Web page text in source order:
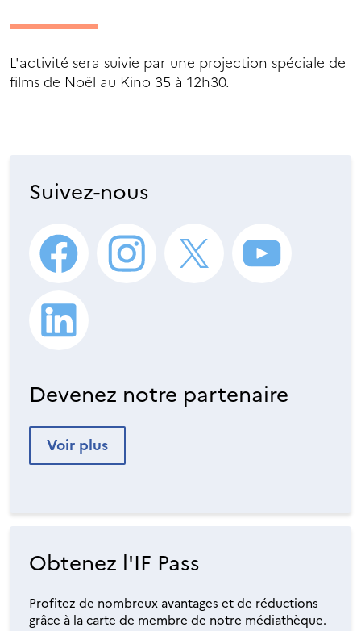
L'activité sera suivie par une projection spéciale de
films de Noël au Kino 35 à 12h30.
Suivez-nous
Devenez notre partenaire
Voir plus
Obtenez l'IF Pass
Profitez de nombreux avantages et de réductions
grâce à la carte de membre de notre médiathèque.